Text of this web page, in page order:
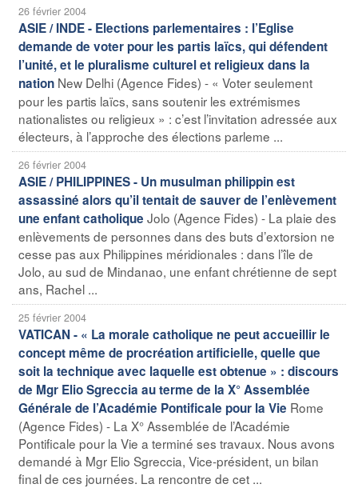
26 février 2004
ASIE / INDE - Elections parlementaires : l’Eglise
demande de voter pour les partis laïcs, qui défendent
l’unité, et le pluralisme culturel et religieux dans la
nation New Delhi (Agence Fides) - « Voter seulement
pour les partis laïcs, sans soutenir les extrémismes
nationalistes ou religieux » : c’est l’invitation adressée aux
électeurs, à l’approche des élections parleme ...
26 février 2004
ASIE / PHILIPPINES - Un musulman philippin est
assassiné alors qu’il tentait de sauver de l’enlèvement
une enfant catholique Jolo (Agence Fides) - La plaie des
enlèvements de personnes dans des buts d’extorsion ne
cesse pas aux Philippines méridionales : dans l’île de
Jolo, au sud de Mindanao, une enfant chrétienne de sept
ans, Rachel ...
25 février 2004
VATICAN - « La morale catholique ne peut accueillir le
concept même de procréation artificielle, quelle que
soit la technique avec laquelle est obtenue » : discours
de Mgr Elio Sgreccia au terme de la X° Assemblée
Générale de l’Académie Pontificale pour la Vie Rome
(Agence Fides) - La X° Assemblée de l’Académie
Pontificale pour la Vie a terminé ses travaux. Nous avons
demandé à Mgr Elio Sgreccia, Vice-président, un bilan
final de ces journées. La rencontre de cet ...